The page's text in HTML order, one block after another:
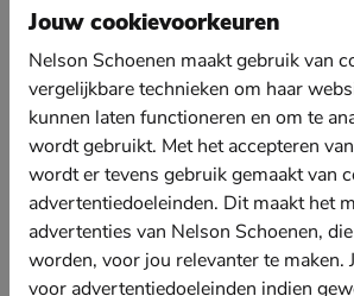
worden, dus je hebt direct de
Uitgevoerd in leer. Leer heeft een
bevorderend is voor het voetklimaat.
insets die kenmekend zij voor
een aansluitende pasvorm.
Gevoerd met textiel waardoor je
ervaart tijdens het lopen.
Voorzien van een foam-voetbed
bekleding. Deze zorgt voor een
demping bij iedere stap.
Jouw cookievoorkeuren
Nelson Schoenen maakt gebruik van
vergelijkbare technieken om haar
kunnen laten functioneren en om te
wordt gebruikt. Met het accepteren
wordt er tevens gebruik gemaakt van
advertentiedoeleinden. Dit maakt het
advertenties van Nelson Schoenen,
worden, voor jou relevanter te maken.
voor advertentiedoeleinden indien